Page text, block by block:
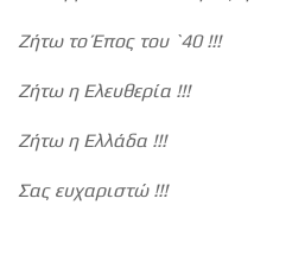
Ζήτω το Έπος του `40 !!!
Ζήτω η Ελευθερία !!!
Ζήτω η Ελλάδα !!!
Σας ευχαριστώ !!!